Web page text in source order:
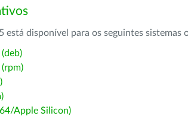
está disponível para os seguintes sistemas
Apple Silicon)